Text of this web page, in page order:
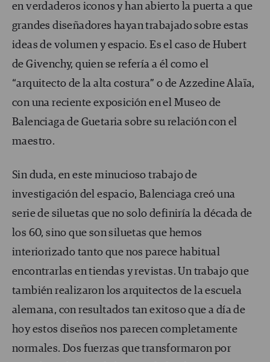
en verdaderos iconos y han abierto la puerta a que
grandes diseñadores hayan trabajado sobre estas
ideas de volumen y espacio. Es el caso de Hubert
de Givenchy, quien se refería a él como el
“arquitecto de la alta costura” o de Azzedine Alaïa,
con una reciente exposición en el Museo de
Balenciaga de Guetaria sobre su relación con el
maestro.
Sin duda, en este minucioso trabajo de
investigación del espacio, Balenciaga creó una
serie de siluetas que no solo definiría la década de
los 60, sino que son siluetas que hemos
interiorizado tanto que nos parece habitual
encontrarlas en tiendas y revistas. Un trabajo que
también realizaron los arquitectos de la escuela
alemana, con resultados tan exitoso que a día de
hoy estos diseños nos parecen completamente
normales. Dos fuerzas que transformaron por